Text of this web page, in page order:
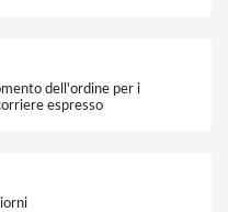
dell'ordine per i
espresso